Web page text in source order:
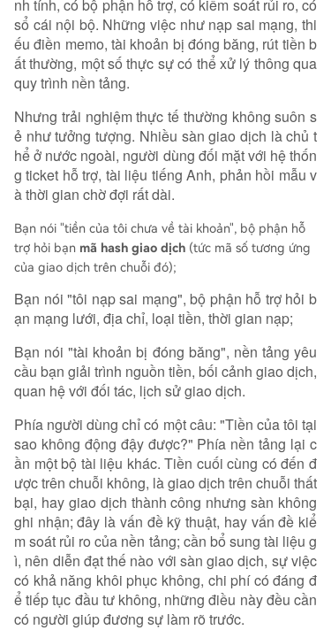
nh tính, có bộ phận hỗ trợ, có kiểm soát rủi ro, có
sổ cái nội bộ. Những việc như nạp sai mạng, thi
ếu điền memo, tài khoản bị đóng băng, rút tiền b
ất thường, một số thực sự có thể xử lý thông qua
quy trình nền tảng.
Nhưng trải nghiệm thực tế thường không suôn s
ẻ như tưởng tượng. Nhiều sàn giao dịch là chủ t
hể ở nước ngoài, người dùng đối mặt với hệ thốn
g ticket hỗ trợ, tài liệu tiếng Anh, phản hồi mẫu v
à thời gian chờ đợi rất dài.
Bạn nói "tiền của tôi chưa về tài khoản", bộ phận hỗ
trợ hỏi bạn mã hash giao dịch (tức mã số tương ứng
của giao dịch trên chuỗi đó);
Bạn nói "tôi nạp sai mạng", bộ phận hỗ trợ hỏi b
ạn mạng lưới, địa chỉ, loại tiền, thời gian nạp;
Bạn nói "tài khoản bị đóng băng", nền tảng yêu
cầu bạn giải trình nguồn tiền, bối cảnh giao dịch,
quan hệ với đối tác, lịch sử giao dịch.
Phía người dùng chỉ có một câu: "Tiền của tôi tại
sao không động đậy được?" Phía nền tảng lại c
ần một bộ tài liệu khác. Tiền cuối cùng có đến đ
ược trên chuỗi không, là giao dịch trên chuỗi thất
bại, hay giao dịch thành công nhưng sàn không
ghi nhận; đây là vấn đề kỹ thuật, hay vấn đề kiể
m soát rủi ro của nền tảng; cần bổ sung tài liệu g
ì, nên diễn đạt thế nào với sàn giao dịch, sự việc
có khả năng khôi phục không, chi phí có đáng đ
ể tiếp tục đầu tư không, những điều này đều cần
có người giúp đương sự làm rõ trước.